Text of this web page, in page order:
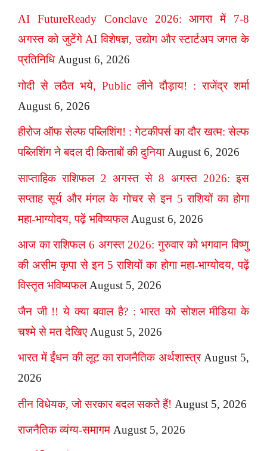
AI FutureReady Conclave 2026: आगरा में 7-8
अगस्त को जुटेंगे AI विशेषज्ञ, उद्योग और स्टार्टअप जगत के
प्रतिनिधि August 6, 2026
गोदी से लठैत भये, Public लीने दौड़ाय! : राजेंद्र शर्मा
August 6, 2026
हीरोज ऑफ सेल्फ पब्लिशिंग! : गेटकीपर्स का दौर खत्म: सेल्फ
पब्लिशिंग ने बदल दी किताबों की दुनिया August 6, 2026
साप्ताहिक राशिफल 2 अगस्त से 8 अगस्त 2026: इस
सप्ताह सूर्य और मंगल के गोचर से इन 5 राशियों का होगा
महा-भाग्योदय, पढ़ें भविष्यफल August 6, 2026
आज का राशिफल 6 अगस्त 2026: गुरुवार को भगवान विष्णु
की असीम कृपा से इन 5 राशियों का होगा महा-भाग्योदय, पढ़ें
विस्तृत भविष्यफल August 5, 2026
जैन जी !! ये क्या बवाल है? : भारत को सोशल मीडिया के
चश्मे से मत देखिए August 5, 2026
भारत में ईंधन की लूट का राजनैतिक अर्थशास्त्र August 5,
2026
तीन विधेयक, जो सरकार बदल सकते हैं! August 5, 2026
राजनैतिक व्यंग्य-समागम August 5, 2026